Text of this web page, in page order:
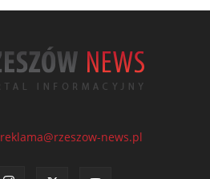
reklama@rzeszow-news.pl